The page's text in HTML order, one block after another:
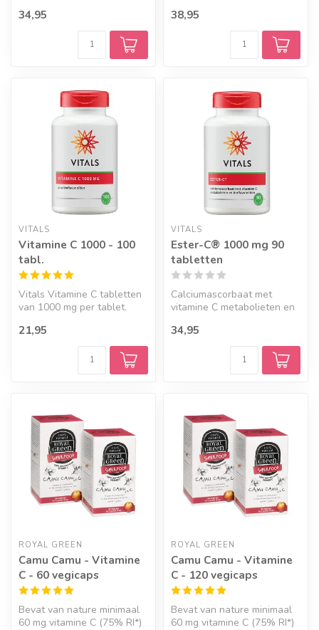
34,95
tanden...
38,95
VITALS
Vitamine C 1000 - 100
tabl.
Vitals Vitamine C tabletten
van 1000 mg per tablet.
pot
21,95
VITALS
Ester-C® 1000 mg 90
tabletten
Calciumascorbaat met
vitamine C metabolieten en
34,95
ROYAL GREEN
Camu Camu - Vitamine
C - 60 vegicaps
Bevat van nature minimaal
60 mg vitamine C (75% RI*)
ROYAL GREEN
Camu Camu - Vitamine
C - 120 vegicaps
Bevat van nature minimaal
60 mg vitamine C (75% RI*)